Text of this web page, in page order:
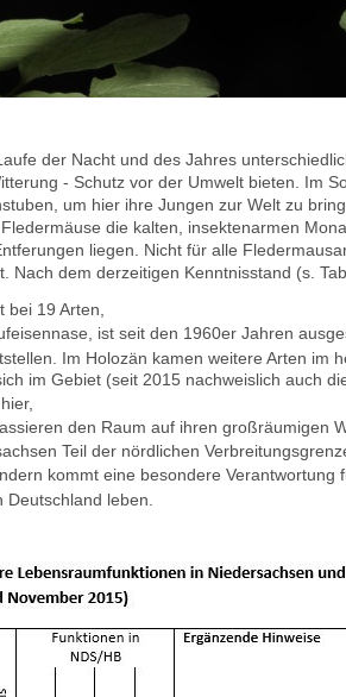
der Nacht und des Jahres
- Schutz vor der Umwelt bieten. Im
um hier ihre Jungen zur Welt zu
die kalten, insektenarmen
liegen. Nicht für alle
Nach dem derzeitigen Kenntnisstand (s.
bei 19 Arten,
ist seit den 1960er Jahren
Im Holozän kamen weitere Arten im
im Gebiet (seit 2015 nachweislich auch
den Raum auf ihren großräumigen
Teil der nördlichen
kommt eine besondere
leben.